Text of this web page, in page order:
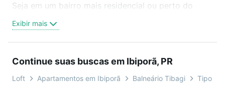
Seja em um bairro mais residencial ou perto do
oferta ideal de Apartamentos com 1 vaga à venda
em Balneário Tibagi, Ibiporã, PR para conquistar seu
videochamada, é grátis, sem compromisso e você
ainda conta com mais de 46 mil corretores e
Exibir mais
Continue suas buscas em Ibiporã, PR
Loft Apartamentos em Ibiporã Balneário Tibagi Tipo